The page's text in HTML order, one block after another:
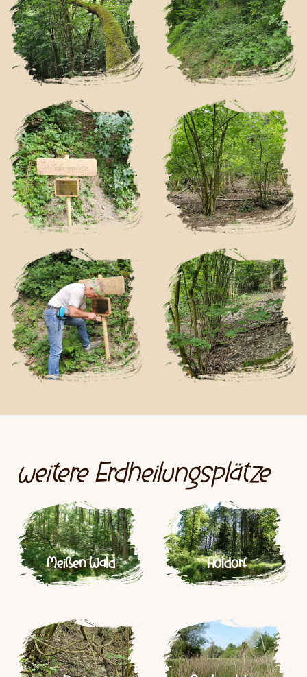
weitere Erdheilungsplätze
Meißen Wald Holdorf